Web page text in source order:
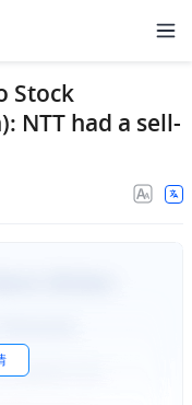
Stock
NTT had a sell-